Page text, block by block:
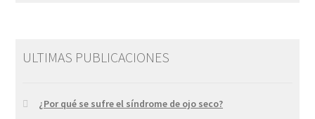
ULTIMAS PUBLICACIONES
¿Por qué se sufre el síndrome de ojo seco?